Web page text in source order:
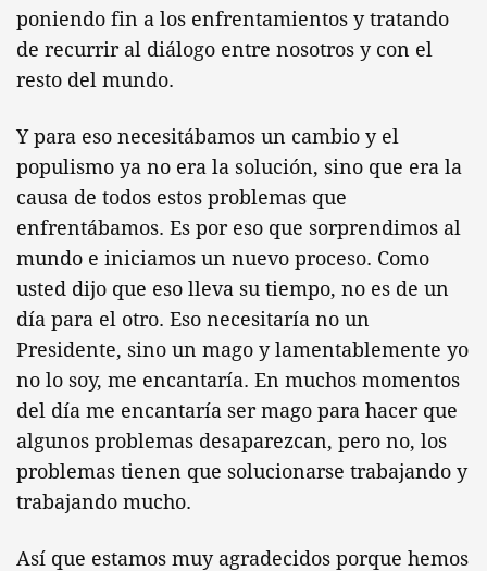
poniendo fin a los enfrentamientos y tratando
de recurrir al diálogo entre nosotros y con el
resto del mundo.
Y para eso necesitábamos un cambio y el
populismo ya no era la solución, sino que era la
causa de todos estos problemas que
enfrentábamos. Es por eso que sorprendimos al
mundo e iniciamos un nuevo proceso. Como
usted dijo que eso lleva su tiempo, no es de un
día para el otro. Eso necesitaría no un
Presidente, sino un mago y lamentablemente yo
no lo soy, me encantaría. En muchos momentos
del día me encantaría ser mago para hacer que
algunos problemas desaparezcan, pero no, los
problemas tienen que solucionarse trabajando y
trabajando mucho.
Así que estamos muy agradecidos porque hemos